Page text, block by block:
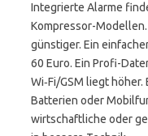
Integrierte Alarme
Kompressor-
günstiger. Ein
60 Euro. Ein Profi-
Wi‑Fi/GSM liegt
Batterien oder
wirtschaftliche oder